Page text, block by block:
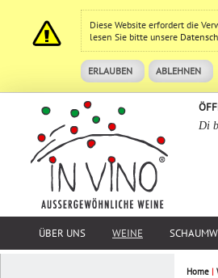
Diese Website erfordert die
lesen Sie bitte unsere
ERLAUBEN ABLEHNEN
Di
ÜBER UNS WEINE
Home |